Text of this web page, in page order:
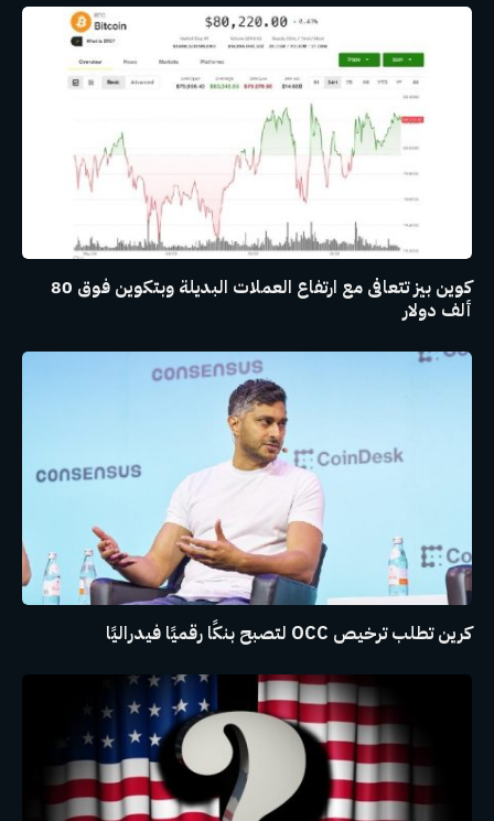
كوين بيز تتعافى مع ارتفاع العملات البديلة وبتكوين فوق 80
ألف دولار
كرين تطلب ترخيص OCC لتصبح بنكًا رقميًا فيدراليًا